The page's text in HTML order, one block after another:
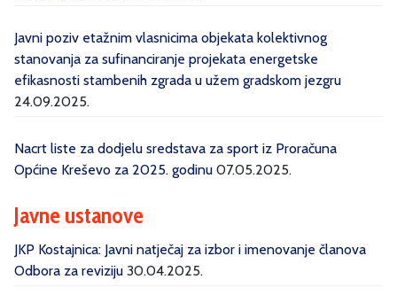
Javni poziv etažnim vlasnicima objekata kolektivnog
stanovanja za sufinanciranje projekata energetske
efikasnosti stambenih zgrada u užem gradskom jezgru
24.09.2025.
Nacrt liste za dodjelu sredstava za sport iz Proračuna
Općine Kreševo za 2025. godinu 07.05.2025.
Javne ustanove
JKP Kostajnica: Javni natječaj za izbor i imenovanje članova
Odbora za reviziju 30.04.2025.